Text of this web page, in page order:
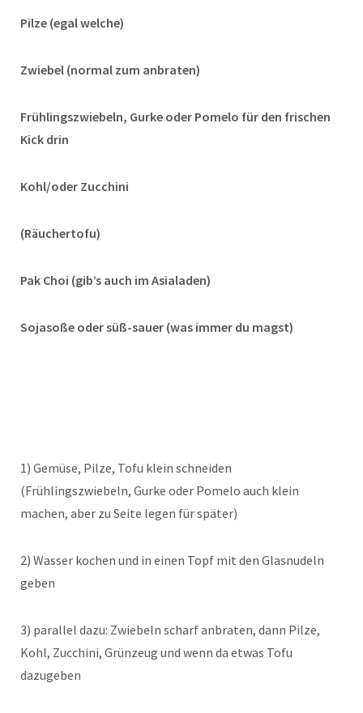
Pilze (egal welche)
Zwiebel (normal zum anbraten)
Frühlingszwiebeln, Gurke oder Pomelo für den frischen
Kick drin
Kohl/oder Zucchini
(Räuchertofu)
Pak Choi (gib’s auch im Asialaden)
Sojasoße oder süß-sauer (was immer du magst)
1) Gemüse, Pilze, Tofu klein schneiden
(Frühlingszwiebeln, Gurke oder Pomelo auch klein
machen, aber zu Seite legen für später)
2) Wasser kochen und in einen Topf mit den Glasnudeln
geben
3) parallel dazu: Zwiebeln scharf anbraten, dann Pilze,
Kohl, Zucchini, Grünzeug und wenn da etwas Tofu
dazugeben